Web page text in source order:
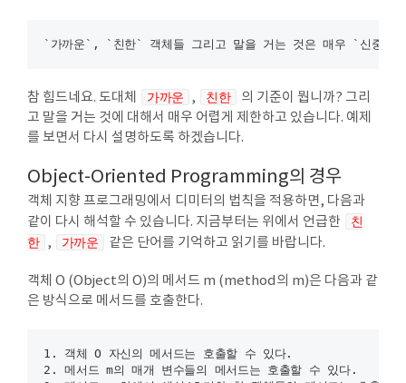
참 힘드네요. 도대체 가까운 , 친한
의 기준이 뭡니까? 그리
고 말을 거는 것에 대해서 매우 어렵게 제한하고 있습니다. 예제
를 보면서 다시 설명하도록 하겠습니다.
Object-Oriented Programming의 경우
객체 지향 프로그래밍에서 디미터의 법칙을 적용하면, 다음과
같이 다시 해석할 수 있습니다. 지금부터는 위에서 언급한
친
한 , 가까운 같은 단어를 기억하고 읽기를 바랍니다.
객체 O (Object의 O)의 메서드 m (method의 m)은 다음과 같
은 방식으로 메서드를 호출한다.
1. 객체 O 자신의 메서드는 호출할 수 있다.
2. 메서드 m의 매개 변수들의 메서드는 호출할 수 있다.